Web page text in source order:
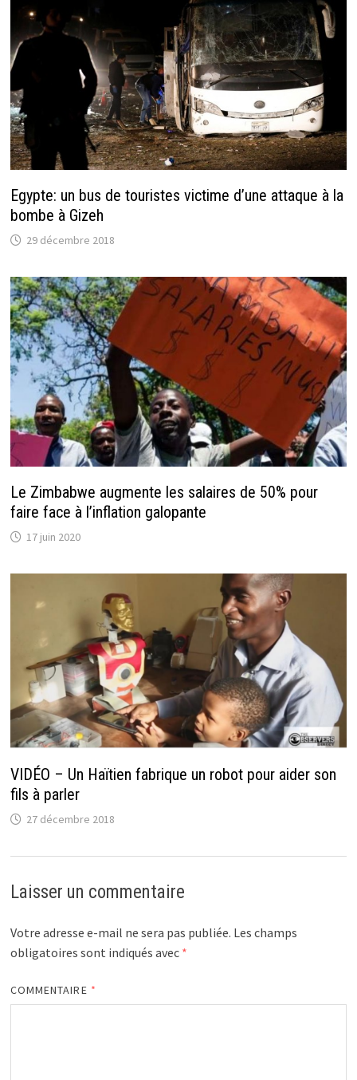
Egypte: un bus de touristes victime d’une attaque à la
bombe à Gizeh
29 décembre 2018
Le Zimbabwe augmente les salaires de 50% pour
faire face à l’inflation galopante
17 juin 2020
VIDÉO – Un Haïtien fabrique un robot pour aider son
fils à parler
27 décembre 2018
Laisser un commentaire
Votre adresse e-mail ne sera pas publiée. Les champs
obligatoires sont indiqués avec *
COMMENTAIRE *